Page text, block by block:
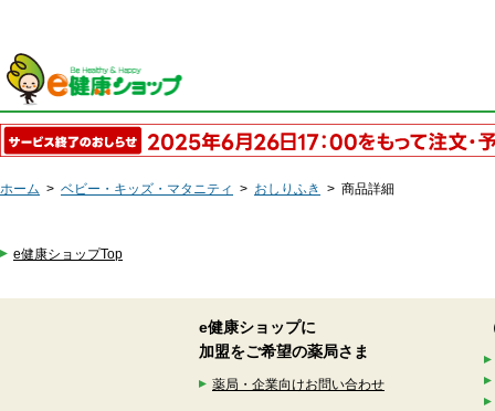
ホーム > ベビー・キッズ・マタニティ > おしりふき > 商品詳細
e健康ショップTop
e健康ショップに
加盟をご希望の薬局さま
薬局・企業向けお問い合わせ